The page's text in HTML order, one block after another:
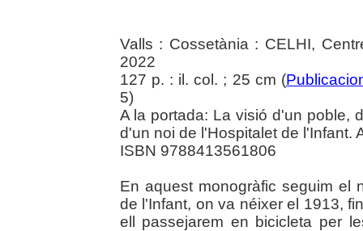
Valls : Cossetània : CELHI,
2022
127 p. : il. col. ; 25 cm (
5)
A la portada: La visió d'un poble,
d'un noi de l'Hospitalet de l'Infant.
ISBN 9788413561806
En aquest monogràfic seguim el
de l'Infant, on va néixer el 1913,
ell passejarem en bicicleta per